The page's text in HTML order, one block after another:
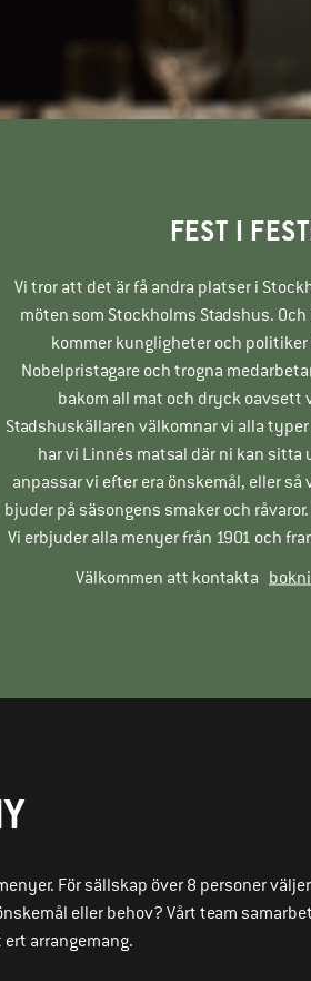
FEST I
Vi tror att det är få andra platser i
möten som Stockholms Stadshus.
kommer kungligheter och
Nobelpristagare och trogna
bakom all mat och dryck oavsett
Stadshuskällaren välkomnar vi alla
har vi Linnés matsal där ni kan
anpassar vi efter era önskemål, eller
bjuder på säsongens smaker och
Vi erbjuder alla menyer från 1901 och
Välkommen att kontakta
För sällskap över 8 personer
eller behov? Vårt team
arrangemang.